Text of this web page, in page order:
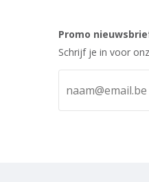
Promo
Schrijf je in voor